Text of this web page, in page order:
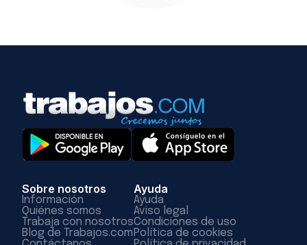
Sobre nosotros
Información
Quiénes somos
Trabaja con nosotros
Blog de Trabajos.com
Ayuda
Ayuda
Aviso legal
Condiciones de uso
Política de cookies